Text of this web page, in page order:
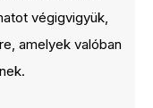
végigvigyük,
amelyek valóban